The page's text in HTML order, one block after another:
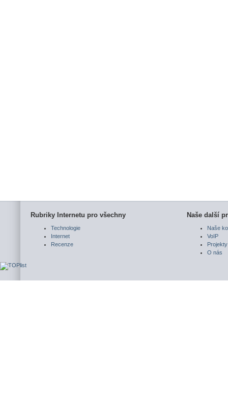
Rubriky Internetu pro všechny
Technologie
Internet
Recenze
Naše další
Naše
VoIP
Projekty
O nás